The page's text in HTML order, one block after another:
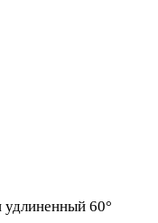
60°